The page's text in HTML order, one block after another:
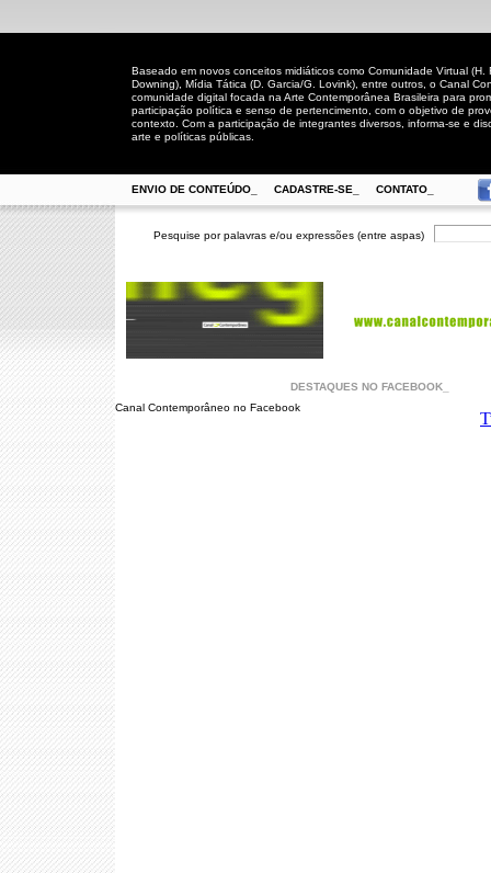
Baseado em novos conceitos midiáticos como Comunidade Virtual (H.
Downing), Mídia Tática (D. Garcia/G. Lovink), entre outros, o Canal
comunidade digital focada na Arte Contemporânea Brasileira para
participação política e senso de pertencimento, com o objetivo de
contexto. Com a participação de integrantes diversos, informa-se e
arte e políticas públicas.
ENVIO DE CONTEÚDO_ CADASTRE-SE_ CONTATO_
Pesquise por palavras e/ou expressões (entre aspas)
DESTAQUES NO FACEBOOK_
Canal Contemporâneo no Facebook